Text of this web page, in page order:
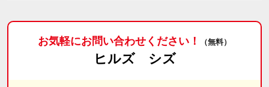
お気軽にお問い合わせください！ （無料）
ヒルズ シズ